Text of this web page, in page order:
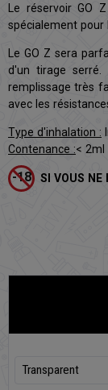
Le réservoir GO
spécialement pour
Le GO Z sera
d'un tirage
remplissage très
avec les
Type d'inhalation :
Contenance :< 2ml
SI VOUS NE